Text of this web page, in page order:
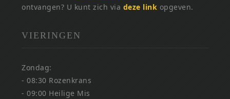
ontvangen? U kunt zich via deze link opgeven.
VIERINGEN
Zondag:
- 08:30 Rozenkrans
- 09:00 Heilige Mis